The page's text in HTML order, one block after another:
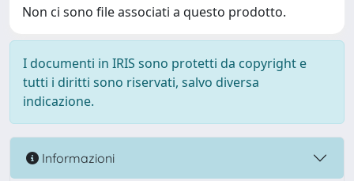
Non ci sono file associati a questo prodotto.
I documenti in IRIS sono protetti da copyright e
tutti i diritti sono riservati, salvo diversa
indicazione.
Informazioni